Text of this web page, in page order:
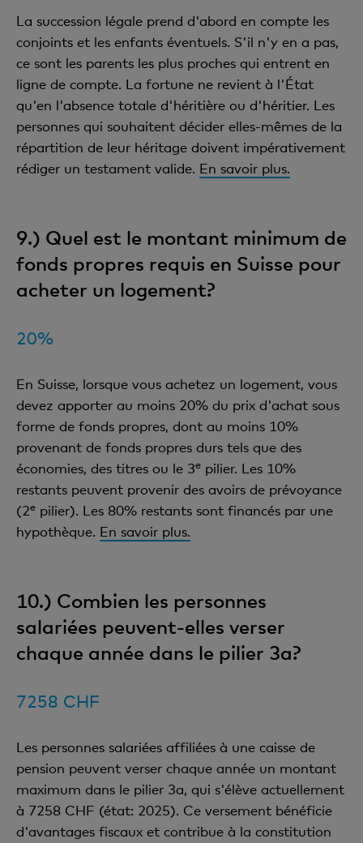
La succession légale prend d'abord en compte les
conjoints et les enfants éventuels. S'il n'y en a pas,
ce sont les parents les plus proches qui entrent en
ligne de compte. La fortune ne revient à l'État
qu'en l'absence totale d'héritière ou d'héritier. Les
personnes qui souhaitent décider elles-mêmes de la
répartition de leur héritage doivent impérativement
rédiger un testament valide. En savoir plus.
9.) Quel est le montant minimum de
fonds propres requis en Suisse pour
acheter un logement?
20%
En Suisse, lorsque vous achetez un logement, vous
devez apporter au moins 20% du prix d'achat sous
forme de fonds propres, dont au moins 10%
provenant de fonds propres durs tels que des
économies, des titres ou le 3e pilier. Les 10%
restants peuvent provenir des avoirs de prévoyance
(2e pilier). Les 80% restants sont financés par une
hypothèque. En savoir plus.
10.) Combien les personnes
salariées peuvent-elles verser
chaque année dans le pilier 3a?
7258 CHF
Les personnes salariées affiliées à une caisse de
pension peuvent verser chaque année un montant
maximum dans le pilier 3a, qui s'élève actuellement
à 7258 CHF (état: 2025). Ce versement bénéficie
d'avantages fiscaux et contribue à la constitution